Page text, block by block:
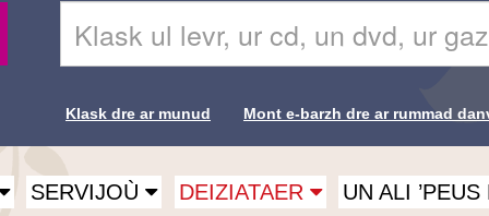
Recherche-
Br
e-
barzh
lec'hienn
Liens de
recherche-
Klask dre ar munud Mont e-barzh dre ar rummad
SERVIJOÙ DEIZIATAER
UN ALI